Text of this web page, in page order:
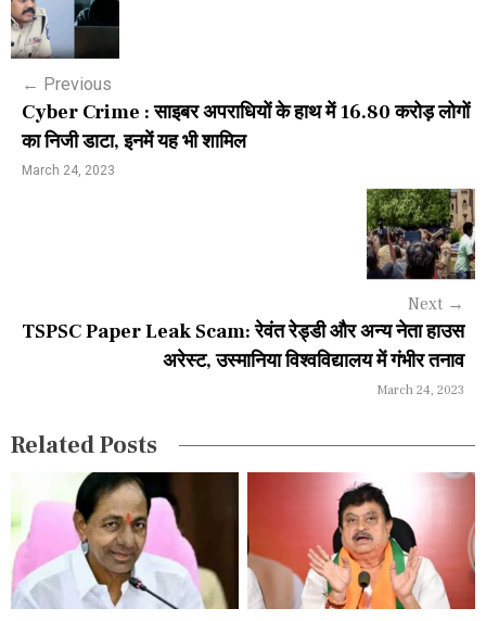
o
s
n
a
a
o
← Previous
Cyber Crime : साइबर अपराधियों के हाथ में 16.80 करोड़ लोगों
का निजी डाटा, इनमें यह भी शामिल
March 24, 2023
Next →
TSPSC Paper Leak Scam: रेवंत रेड्डी और अन्य नेता हाउस
अरेस्ट, उस्मानिया विश्वविद्यालय में गंभीर तनाव
March 24, 2023
Related Posts